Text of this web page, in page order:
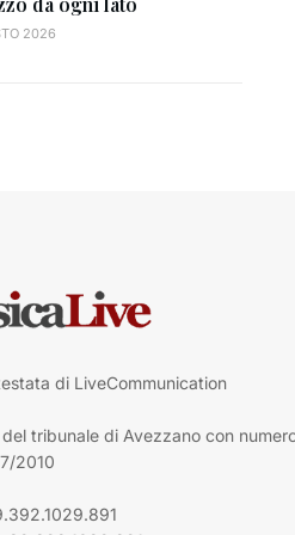
2026
di LiveCommunication
tribunale di Avezzano con
7/2010